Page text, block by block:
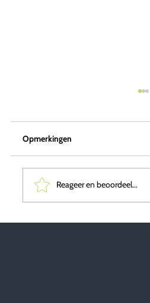
Opmerkingen
Reageer en beoordeel...